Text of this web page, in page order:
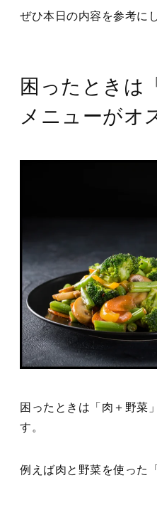
ぜひ本日の内容を参考に
困ったときは
メニューがオ
困ったときは「肉＋野菜
す。
例えば肉と野菜を使った